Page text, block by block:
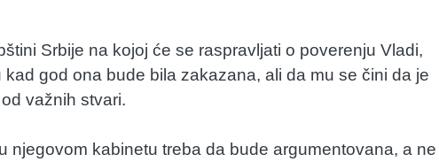
Srbije na kojoj će se raspravljati o poverenju Vladi,
god ona bude bila zakazana, ali da mu se čini da je
važnih stvari.
njegovom kabinetu treba da bude argumentovana, a ne